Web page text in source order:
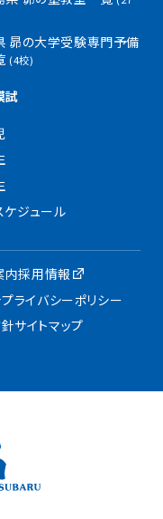
昴の大学受験専門予備
(4校)
試
ケジュール
内採用情報
プライバシーポリシー
サイトマップ